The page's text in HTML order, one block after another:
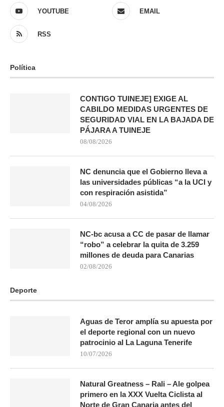
YOUTUBE EMAIL
RSS
Política
CONTIGO TUINEJE] EXIGE AL
CABILDO MEDIDAS URGENTES DE
SEGURIDAD VIAL EN LA BAJADA DE
PÁJARA A TUINEJE
08/08/2026
NC denuncia que el Gobierno lleva a
las universidades públicas “a la UCI y
con respiración asistida”
04/08/2026
NC-bc acusa a CC de pasar de llamar
“robo” a celebrar la quita de 3.259
millones de deuda para Canarias
02/08/2026
Deporte
Aguas de Teror amplía su apuesta por
el deporte regional con un nuevo
patrocinio al La Laguna Tenerife
10/07/2026
Natural Greatness – Rali – Ale golpea
primero en la XXX Vuelta Ciclista al
Norte de Gran Canaria antes del